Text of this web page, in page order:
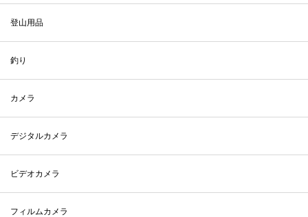
登山用品
釣り
カメラ
デジタルカメラ
ビデオカメラ
フィルムカメラ